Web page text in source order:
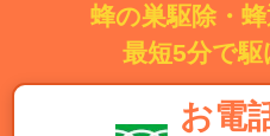
蜂の巣駆除・
最短5分で
お電